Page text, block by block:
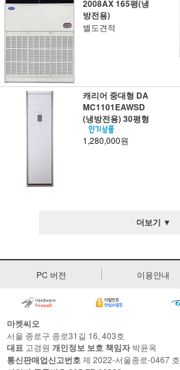
2008AX 165평(냉
방전용)
별도견적
캐리어 중대형 DA
MC1101EAWSD
(냉방전용) 30평형
1,280,000원
더보기 ▼
PC 버전 이용안내
마켓씨오
서울 종로구 종로31길 16, 403호
대표 고경원 개인정보 보호 책임자박윤옥
통신판매업신고번호제 2022-서울종로-0467 호